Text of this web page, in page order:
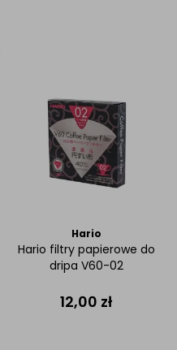
Hario
Hario filtry papierowe do
dripa V60-02
12,00 zł